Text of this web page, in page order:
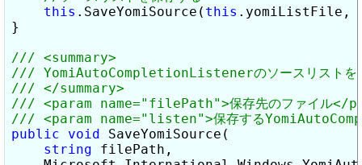
this .SaveYomiSource( this .yomiListFile,
}
public void SaveYomiSource(
string filePath,